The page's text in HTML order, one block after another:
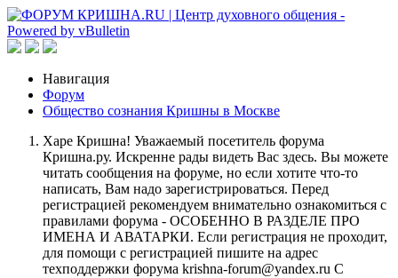
Навигация
Форум
Общество сознания Кришны в Москве
Харе Кришна! Уважаемый посетитель форума
Кришна.ру. Искренне рады видеть Вас здесь. Вы можете
читать сообщения на форуме, но если хотите что-то
написать, Вам надо зарегистрироваться. Перед
регистрацией рекомендуем внимательно ознакомиться с
правилами форума - ОСОБЕННО В РАЗДЕЛЕ ПРО
ИМЕНА И АВАТАРКИ. Если регистрация не проходит,
для помощи с регистрацией пишите на адрес
техподдержки форума krishna-forum@yandex.ru С